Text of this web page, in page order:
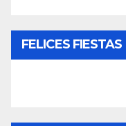
FELICES FIESTAS